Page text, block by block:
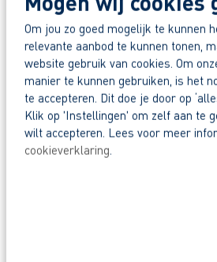
Om jou zo goed mogelijk te kunnen
relevante aanbod te kunnen tonen,
website gebruik van cookies. Om
manier te kunnen gebruiken, is het
te accepteren. Dit doe je door op
Klik op 'Instellingen' om zelf aan te
wilt accepteren. Lees voor meer
cookieverklaring.
Grondwerker gas en
regio Drachten
32 - 40+ uur